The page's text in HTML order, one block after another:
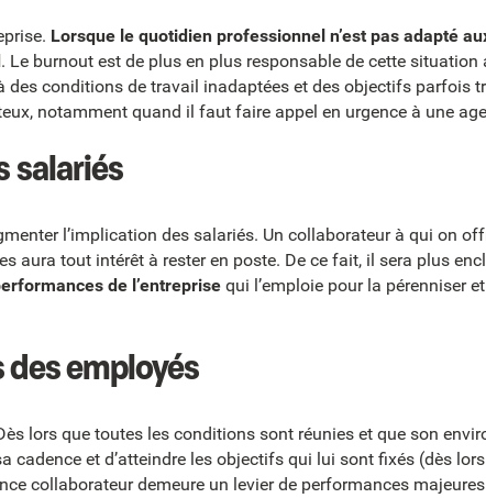
Lorsque le quotidien professionnel n’est pas adapté
. Le burnout est de plus en plus responsable de cette situation
conditions de travail inadaptées et des objectifs parfois
notamment quand il faut faire appel en urgence à une
salariés
l’implication des salariés. Un collaborateur à qui on
aura tout intérêt à rester en poste. De ce fait, il sera plus
de l’entreprise qui l’emploie pour la pérenniser
employés
lors que toutes les conditions sont réunies et que son
cadence et d’atteindre les objectifs qui lui sont fixés (dès
collaborateur demeure un levier de performances